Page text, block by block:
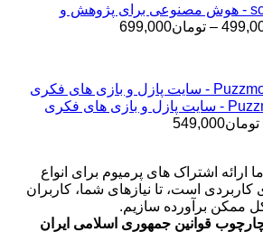
تا
تومان499,000
اکانت پرمیوم scite - هوش مصنوعی برای پژوهش و
– تومان699,000محدوده
تومان699,000
تومان549,000
تا
تومان549,000
اشتراک های پرمیوم برای انواع
است، تا نیازهای شما، کاربران
ممکن برآورده سازیم.
قوانین جمهوری اسلامی ایران